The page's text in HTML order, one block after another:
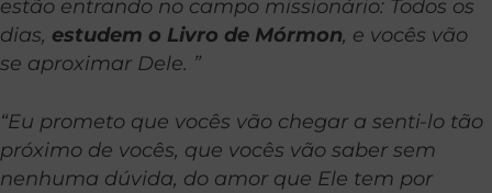
estão entrando no campo missionário: Todos os
dias, estudem o Livro de Mórmon, e vocês vão
se aproximar Dele. ”
“Eu prometo que vocês vão chegar a senti-lo tão
próximo de vocês, que vocês vão saber sem
nenhuma dúvida, do amor que Ele tem por